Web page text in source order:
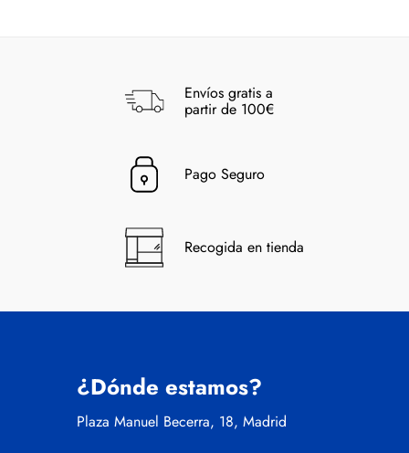
Envíos gratis a
partir de 100€
Pago Seguro
Recogida en tienda
¿Dónde estamos?
Plaza Manuel Becerra, 18, Madrid